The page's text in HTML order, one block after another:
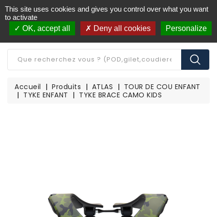
Livraison offerte à partir de 250€ d'achat (*)
CATÉGORIE
Accueil Produits ATLAS
TOUR DE COU ENFANT
TYKE ENFANT
TYKE BRACE CAMO KIDS
This site uses cookies and gives you control over what you want
to activate
OK, accept all
Deny all cookies Personalize